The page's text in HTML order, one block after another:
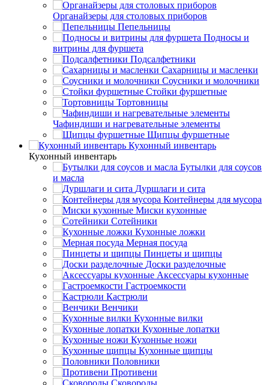
Органайзеры для столовых приборов
Пепельницы
Подносы и
витрины для фуршета
Подсалфетники
Сахарницы и масленки
Соусники и молочники
Стойки фуршетные
Тортовницы
Чафиндиши и нагревательные элементы
Щипцы фуршетные
Кухонный инвентарь
Кухонный инвентарь
Бутылки для соусов
и масла
Дуршлаги и сита
Контейнеры для мусора
Миски кухонные
Сотейники
Кухонные ложки
Мерная посуда
Пинцеты и щипцы
Доски разделочные
Аксессуары кухонные
Гастроемкости
Кастрюли
Венчики
Кухонные вилки
Кухонные лопатки
Кухонные ножи
Кухонные щипцы
Половники
Противени
Сковороды